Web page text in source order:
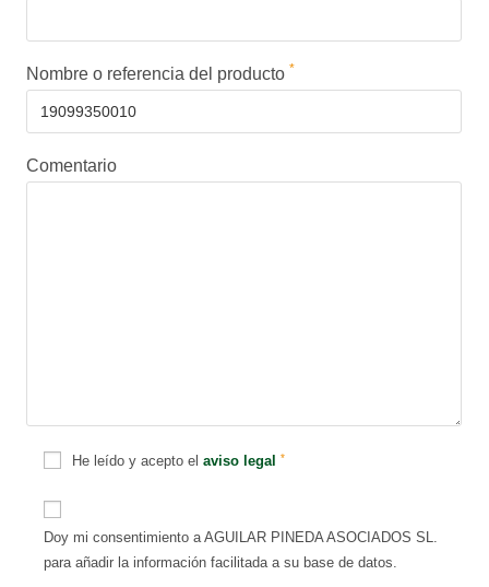
Nombre o referencia del producto *
Comentario
He leído y acepto elaviso legal *
Doy mi consentimiento a AGUILAR PINEDA ASOCIADOS SL.
para añadir la información facilitada a su base de datos.